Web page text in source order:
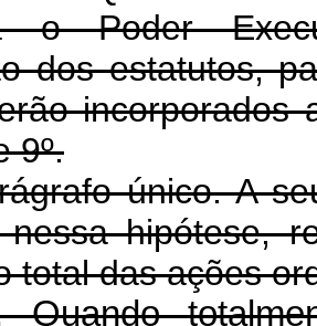
o Poder
dos estatutos,
incorporados
9º.
único. A seu
nessa hipótese,
total das ações
Quando